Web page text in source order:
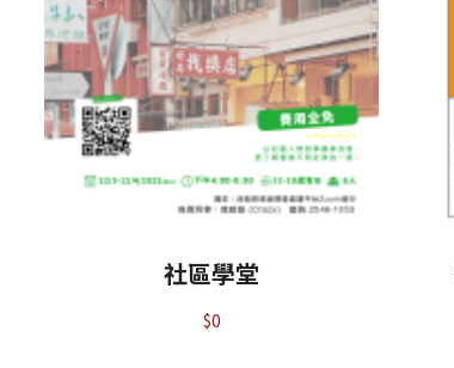
社區學堂
$0